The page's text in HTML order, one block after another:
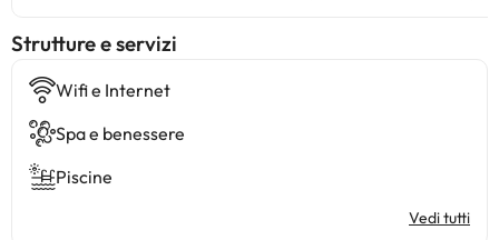
​Strutture e servizi
Wifi e Internet
Spa e benessere
Piscine
Vedi tutti